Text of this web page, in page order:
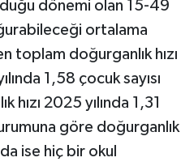
dönemi olan 15-49
ortalama
toplam doğurganlık hızı
1,58 çocuk sayısı
hızı 2025 yılında 1,31
göre doğurganlık
ise hiç bir okul